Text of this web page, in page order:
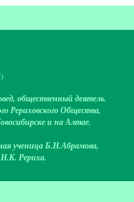
общественный деятель.
Рериховского Общества,
и на Алтае.
ученица Б.Н.Абрамова,
Рериха.